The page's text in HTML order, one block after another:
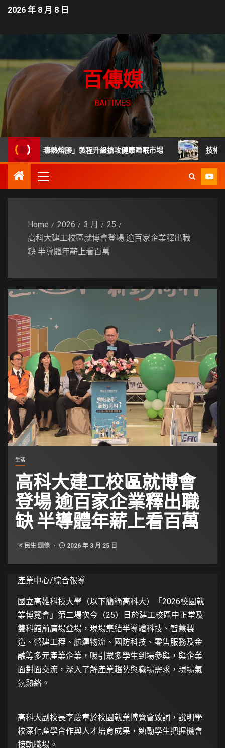
2026 年 8 月 8 日
百傳媒
BAITIMES
「無毒熱熔膠」製程升級搶攻健康睡眠市場 技術司展30
Home 2026 3 月
25
高科大建工校區就博會登場 逾百家企業釋出職
缺 半導體年薪上看百萬
生活
高科大建工校區就博會
登場 逾百家企業釋出職
缺 半導體年薪上看百萬
民生 頭條 2026 年 3 月 25 日
產業中心/綜合報導
國立高雄科技大學（以下簡稱高科大）「2026校園就
業博覽會」第二場次今（25）日於建工校區中正堂及
雙科館前廣場登場，現場集結半導體科技、智慧製
造、營建工程、航運物流、國防科技、零售服務及金
融等多元產業企業，吸引眾多學生到場參與，與企業
面對面交流，深入了解產業趨勢與職場需求，現場氣
氛熱絡。
高科大副校長李慶章於校園就業博覽會致詞，說明學
校深化產學合作與人才培育成果，勉勵學生把握機會
接軌職場。